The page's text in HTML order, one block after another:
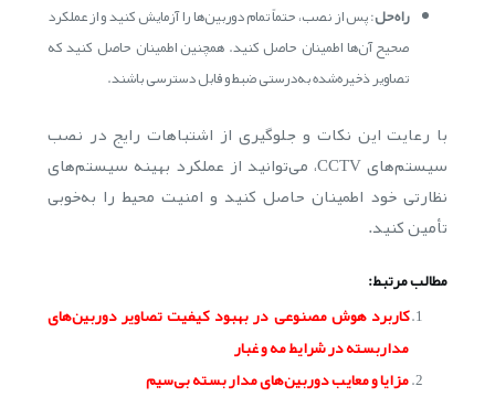
راه‌حل: پس از نصب، حتماً تمام دوربین‌ها را آزمایش کنید و از عملکرد
صحیح آن‌ها اطمینان حاصل کنید. همچنین اطمینان حاصل کنید که
تصاویر ذخیره‌شده به‌درستی ضبط و قابل دسترسی باشند.
با رعایت این نکات و جلوگیری از اشتباهات رایج در نصب
سیستم‌های CCTV، می‌توانید از عملکرد بهینه سیستم‌های
نظارتی خود اطمینان حاصل کنید و امنیت محیط را به‌خوبی
تأمین کنید.
مطالب مرتبط:
کاربرد هوش مصنوعی در بهبود کیفیت تصاویر دوربین‌های
مداربسته در شرایط مه و غبار
مزایا و معایب دوربین‌های مدار بسته بی‌سیم